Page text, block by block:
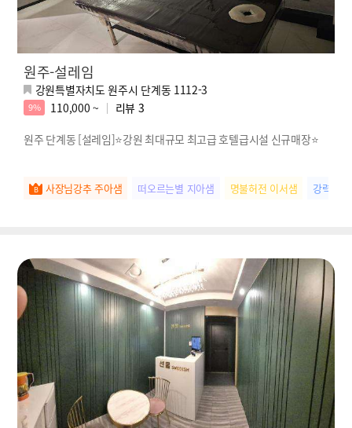
원주-설레임
강원특별자치도 원주시 단계동 1112-3
9% 110,000 ~ 리뷰 3
원주 단계동 [설레임]⭐강원 최대규모 최고급 호텔급시설 신규매장⭐
사장님강추 주아샘 떠오르는별 지아샘 명불허전 이서샘 강력추